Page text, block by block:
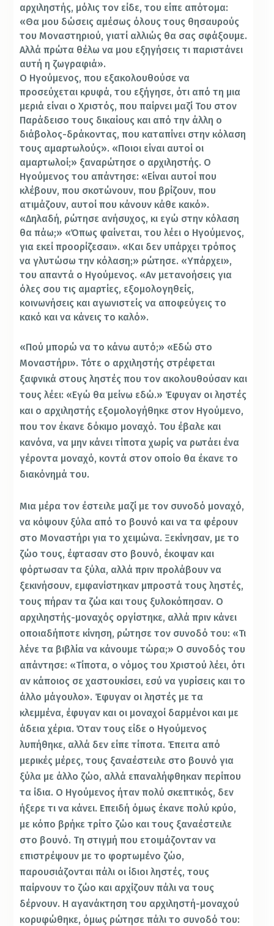
αρχιληστής, μόλις τον είδε, του είπε απότομα:
«Θα μου δώσεις αμέσως όλους τους θησαυρούς
του Μοναστηριού, γιατί αλλιώς θα σας σφάξουμε.
Αλλά πρώτα θέλω να μου εξηγήσεις τι παριστάνει
αυτή η ζωγραφιά».
Ο Ηγούμενος, που εξακολουθούσε να
προσεύχεται κρυφά, του εξήγησε, ότι από τη μια
μεριά είναι ο Χριστός, που παίρνει μαζί Του στον
Παράδεισο τους δικαίους και από την άλλη ο
διάβολος-δράκοντας, που καταπίνει στην κόλαση
τους αμαρτωλούς». «Ποιοι είναι αυτοί οι
αμαρτωλοί;» ξαναρώτησε ο αρχιληστής. Ο
Ηγούμενος του απάντησε: «Είναι αυτοί που
κλέβουν, που σκοτώνουν, που βρίζουν, που
ατιμάζουν, αυτοί που κάνουν κάθε κακό».
«Δηλαδή, ρώτησε ανήσυχος, κι εγώ στην κόλαση
θα πάω;» «Όπως φαίνεται, του λέει ο Ηγούμενος,
για εκεί προορίζεσαι». «Και δεν υπάρχει τρόπος
να γλυτώσω την κόλαση;» ρώτησε. «Υπάρχει»,
του απαντά ο Ηγούμενος. «Αν μετανοήσεις για
όλες σου τις αμαρτίες, εξομολογηθείς,
κοινωνήσεις και αγωνιστείς να αποφεύγεις το
κακό και να κάνεις το καλό».
«Πού μπορώ να το κάνω αυτό;» «Εδώ στο
Μοναστήρι». Τότε ο αρχιληστής στρέφεται
ξαφνικά στους ληστές που τον ακολουθούσαν και
τους λέει: «Εγώ θα μείνω εδώ.» Έφυγαν οι ληστές
και ο αρχιληστής εξομολογήθηκε στον Ηγούμενο,
που τον έκανε δόκιμο μοναχό. Του έβαλε και
κανόνα, να μην κάνει τίποτα χωρίς να ρωτάει ένα
γέροντα μοναχό, κοντά στον οποίο θα έκανε το
διακόνημά του.
Μια μέρα τον έστειλε μαζί με τον συνοδό μοναχό,
να κόψουν ξύλα από το βουνό και να τα φέρουν
στο Μοναστήρι για το χειμώνα. Ξεκίνησαν, με το
ζώο τους, έφτασαν στο βουνό, έκοψαν και
φόρτωσαν τα ξύλα, αλλά πριν προλάβουν να
ξεκινήσουν, εμφανίστηκαν μπροστά τους ληστές,
τους πήραν τα ζώα και τους ξυλοκόπησαν. Ο
αρχιληστής-μοναχός οργίστηκε, αλλά πριν κάνει
οποιαδήποτε κίνηση, ρώτησε τον συνοδό του: «Τι
λένε τα βιβλία να κάνουμε τώρα;» Ο συνοδός του
απάντησε: «Τίποτα, ο νόμος του Χριστού λέει, ότι
αν κάποιος σε χαστουκίσει, εσύ να γυρίσεις και το
άλλο μάγουλο». Έφυγαν οι ληστές με τα
κλεμμένα, έφυγαν και οι μοναχοί δαρμένοι και με
άδεια χέρια. Όταν τους είδε ο Ηγούμενος
λυπήθηκε, αλλά δεν είπε τίποτα. Έπειτα από
μερικές μέρες, τους ξαναέστειλε στο βουνό για
ξύλα με άλλο ζώο, αλλά επαναλήφθηκαν περίπου
τα ίδια. Ο Ηγούμενος ήταν πολύ σκεπτικός, δεν
ήξερε τι να κάνει. Επειδή όμως έκανε πολύ κρύο,
με κόπο βρήκε τρίτο ζώο και τους ξαναέστειλε
στο βουνό. Τη στιγμή που ετοιμάζονταν να
επιστρέψουν με το φορτωμένο ζώο,
παρουσιάζονται πάλι οι ίδιοι ληστές, τους
παίρνουν το ζώο και αρχίζουν πάλι να τους
δέρνουν. Η αγανάκτηση του αρχιληστή-μοναχού
κορυφώθηκε, όμως ρώτησε πάλι το συνοδό του: